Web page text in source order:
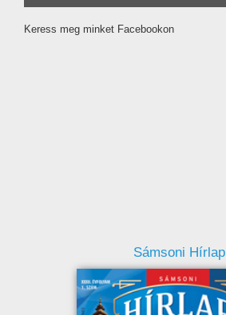
Keress meg minket Facebookon
Sámsoni Hírlap